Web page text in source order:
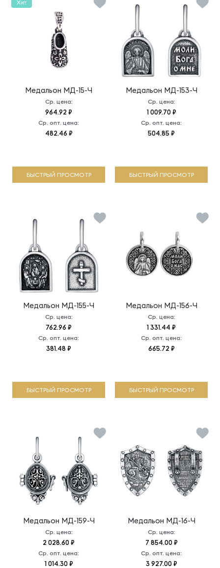
Медальон МД-15-Ч
Ср. цена:
964.92 ₽
Ср. опт. цена:
482.46 ₽
Хит
БЫСТРЫЙ ПРОСМОТР
Медальон МД-153-Ч
Ср. цена:
1 009.70 ₽
Ср. опт. цена:
504.85 ₽
БЫСТРЫЙ ПРОСМОТР
Медальон МД-155-Ч
Ср. цена:
762.96 ₽
Ср. опт. цена:
381.48 ₽
БЫСТРЫЙ ПРОСМОТР
Медальон МД-156-Ч
Ср. цена:
1 331.44 ₽
Ср. опт. цена:
665.72 ₽
БЫСТРЫЙ ПРОСМОТР
Медальон МД-159-Ч
Ср. цена:
2 028.60 ₽
Ср. опт. цена:
1 014.30 ₽
Медальон МД-16-Ч
Ср. цена:
7 854.00 ₽
Ср. опт. цена:
3 927.00 ₽